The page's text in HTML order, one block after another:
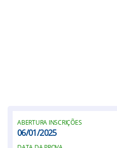
ABERTURA INSCRIÇÕES
06/01/2025